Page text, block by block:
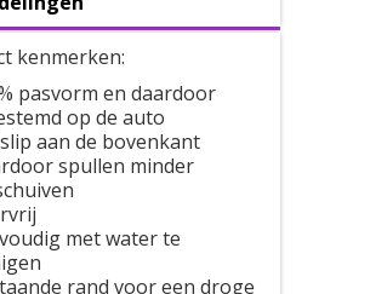
kenmerken:
pasvorm en daardoor
op de auto
aan de bovenkant
spullen minder
met water te
rand voor een droge